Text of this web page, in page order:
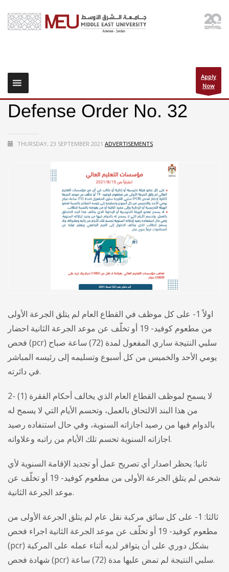
Apply
Now
Defense Order No. 32
THURSDAY, 23 SEPTEMBER 2021 ADVERTISEMENTS
اولاً 1- على كل موظف في القطاع العام لم يتلق الجرعة الأولى
من مطعوم كوفيد- 19 أو تخلّف عن موعد الجرعة الثانية احضار
فحص (pcr) سلبي النتيجة ساري المفعول لمدة (72) ساعة صباح
يومي الأحد والخميس من كل أسبوع وتسليمه إلى رئيسه المباشر
في دائرته.
2- لا يسمح لموظف القطاع العام الذي يخالف أحكام الفقرة (1)
من هذا البند الالتحاق بالعمل، وتحسم الأيام التي لا يسمح له
بالدوام فيها من رصيد اجازاته السنوية، وفي حال استنفاده رصيد
اجازاته السنوية تحسم تلك الأيام من راتبه وعلاواته.
ثانيا: يحظر اصدار أي تصريح عمل أو تجديد الإقامة السنوية لأي
شخص لم يتلق الجرعة الأولى من مطعوم كوفيد- 19 أو تخلّف عن
موعد الجرعة الثانية.
ثالثا: 1- على كل سائق مركبة نقل عام لم يتلق الجرعة الأولى من
مطعوم كوفيد- 19 أو تخلّف عن موعد الجرعة الثانية اجراء فحص
(pcr) بشكل دوري على أن يتوافر لديه أثناء عمله على المركبة
شهادة فحص (pcr) سلبي النتيجة لم تمض عليها مدة (72) ساعة.